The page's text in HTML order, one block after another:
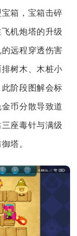
箱，宝箱击碎
机炮塔的升级
远程穿透伤害
树木、木桩小
阶段图解会标
币分散导致道
座毒针与满级
塔。